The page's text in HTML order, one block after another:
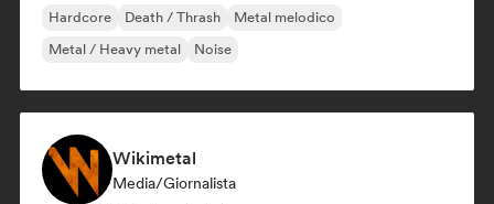
Hardcore Death / Thrash
Metal melodico
Metal / Heavy metal
Noise
Wikimetal
Media/Giornalista